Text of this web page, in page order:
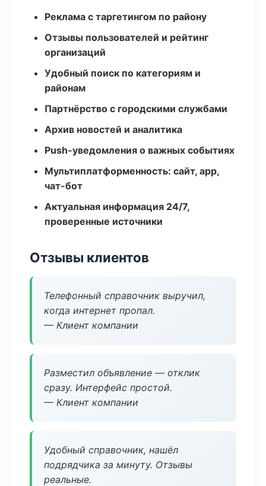
Реклама с таргетингом по району
Отзывы пользователей и рейтинг
организаций
Удобный поиск по категориям и
районам
Партнёрство с городскими службами
Архив новостей и аналитика
Push-уведомления о важных событиях
Мультиплатформенность: сайт, app,
чат-бот
Актуальная информация 24/7,
проверенные источники
Отзывы клиентов
Телефонный справочник выручил,
когда интернет пропал.
— Клиент компании
Разместил объявление — отклик
сразу. Интерфейс простой.
— Клиент компании
Удобный справочник, нашёл
подрядчика за минуту. Отзывы
реальные.